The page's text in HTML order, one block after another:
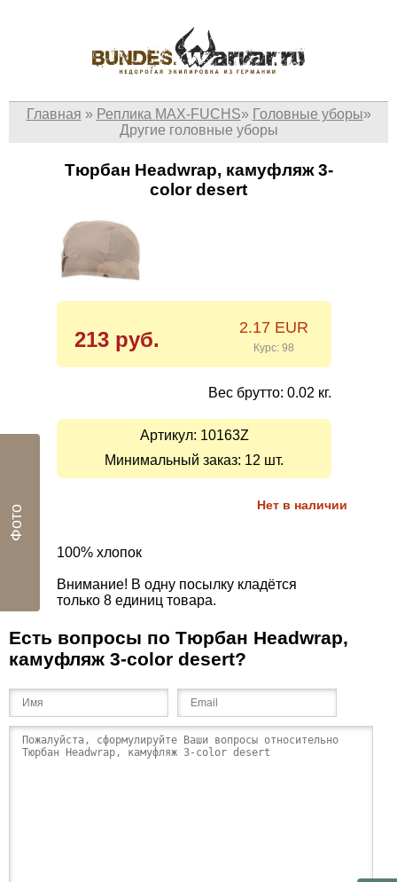
Главная » Реплика MAX-FUCHS» Головные уборы»
Другие головные уборы
Тюрбан Headwrap, камуфляж 3-
color desert
213 руб. 2.17 EUR
Курс: 98
Вес брутто: 0.02 кг.
Артикул: 10163Z
Минимальный заказ: 12 шт.
Нет в наличии
100% хлопок
Внимание! В одну посылку кладётся
только 8 единиц товара.
Есть вопросы по Тюрбан Headwrap,
камуфляж 3-color desert?
Фото